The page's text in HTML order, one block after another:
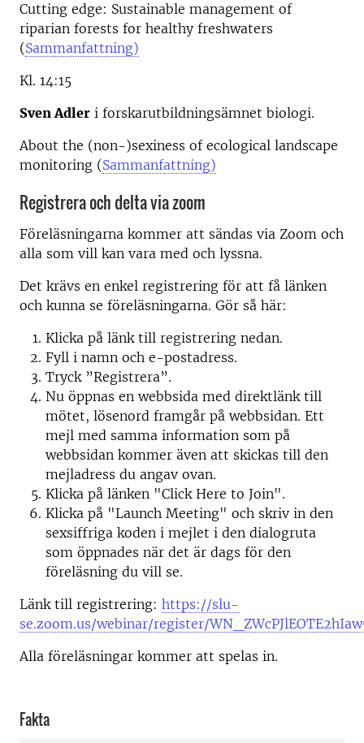
Cutting edge: Sustainable management of
riparian forests for healthy freshwaters
(Sammanfattning)
Kl. 14:15
Sven Adler i forskarutbildningsämnet biologi.
About the (non-)sexiness of ecological landscape
monitoring (Sammanfattning)
Registrera och delta via zoom
Föreläsningarna kommer att sändas via Zoom och
alla som vill kan vara med och lyssna.
Det krävs en enkel registrering för att få länken
och kunna se föreläsningarna. Gör så här:
Klicka på länk till registrering nedan.
Fyll i namn och e-postadress.
Tryck ”Registrera”.
Nu öppnas en webbsida med direktlänk till
mötet, lösenord framgår på webbsidan. Ett
mejl med samma information som på
webbsidan kommer även att skickas till den
mejladress du angav ovan.
Klicka på länken "Click Here to Join".
Klicka på "Launch Meeting" och skriv in den
sexsiffriga koden i mejlet i den dialogruta
som öppnades när det är dags för den
föreläsning du vill se.
Länk till registrering: https://slu-
se.zoom.us/webinar/register/
Alla föreläsningar kommer att spelas in.
Fakta